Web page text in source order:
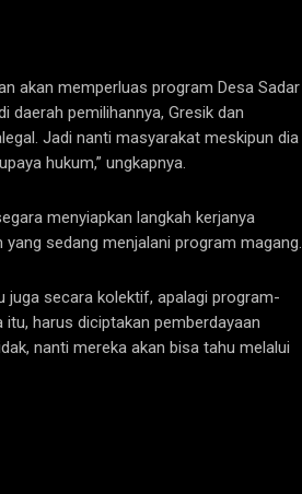
akan memperluas program Desa Sadar
daerah pemilihannya, Gresik dan
Jadi nanti masyarakat meskipun dia
hukum,” ungkapnya.
menyiapkan langkah kerjanya
sedang menjalani program magang.
juga secara kolektif, apalagi program-
harus diciptakan pemberdayaan
nanti mereka akan bisa tahu melalui